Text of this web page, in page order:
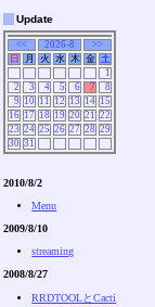
Update
<< 2026-8
>>
日
月 火 水 木 金
土
1
2
3 4 5 6 7
8
9 10 11 12 13 14 15
16 17 18 19 20 21
22
23 24 25 26 27 28 29
30 31
2010/8/2
Menu
2009/8/10
streaming
2008/8/27
RRDTOOLとCacti